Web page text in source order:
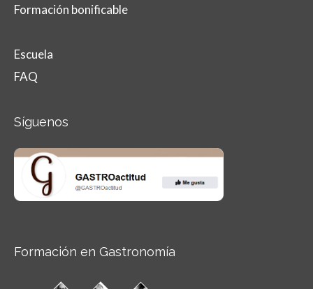
Formación bonificable
Escuela
FAQ
Síguenos
Formación en Gastronomía